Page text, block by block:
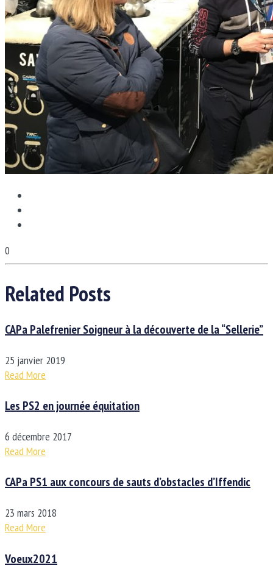
0
Related Posts
CAPa Palefrenier Soigneur à la découverte de la “Sellerie”
25 janvier 2019
Read More
Les PS2 en journée équitation
6 décembre 2017
Read More
CAPa PS1 aux concours de sauts d’obstacles d’Iffendic
23 mars 2018
Read More
Voeux2021